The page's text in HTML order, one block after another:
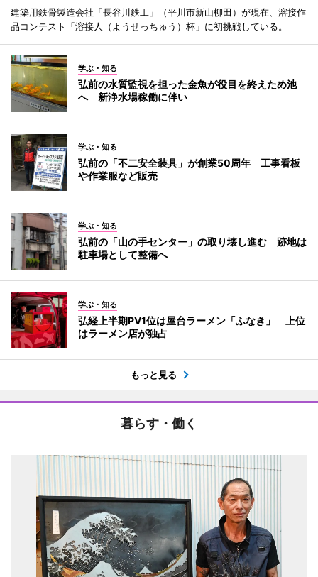
建築用鉄骨製造会社「長谷川鉄工」（平川市新山柳田）が現在、溶接作
品コンテスト「溶接人（ようせっちゅう）杯」に初挑戦している。
学ぶ・知る
弘前の水質監視を担った金魚が役目を終えため池
へ 新浄水場稼働に伴い
学ぶ・知る
弘前の「不二安全装具」が創業50周年 工事看板
や作業服など販売
学ぶ・知る
弘前の「山の手センター」の取り壊し進む 跡地は
駐車場として整備へ
学ぶ・知る
弘経上半期PV1位は屋台ラーメン「ふなき」 上位
はラーメン店が独占
もっと見る
暮らす・働く